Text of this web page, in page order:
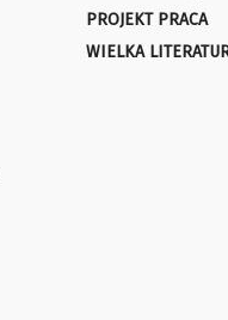
PROJEKT PRACA
WIELKA